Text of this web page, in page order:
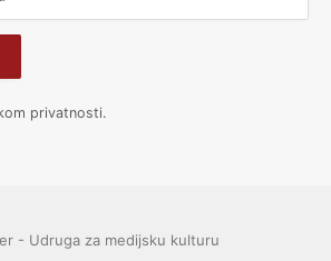
privatnosti.
- Udruga za medijsku kulturu